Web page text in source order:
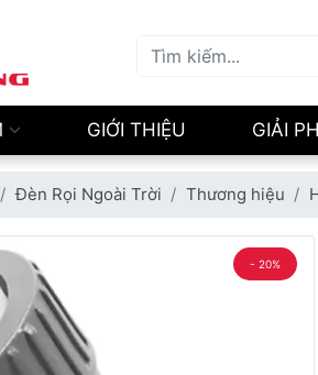
GIỚI THIỆU GIẢI
Đèn Rọi Ngoài Trời Thương hiệu
- 20%